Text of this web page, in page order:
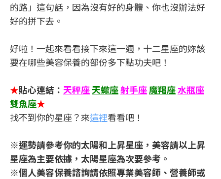
的路」這句話，因為沒有好的身體、你也沒辦法好
好的拼下去。
好啦！一起來看看接下來這一週，十二星座的妳該
要在哪些美容保養的部份多下點功夫吧！
★貼心連結： 天秤座天蠍座射手座魔羯座水瓶座
雙魚座★
找不到你的星座？來這裡看看吧！
※運勢請參考你的太陽和上昇星座，美容請以上昇
星座為主要依據，太陽星座為次要參考。
※個人美容保養諮詢請依照專業美容師、營養師或